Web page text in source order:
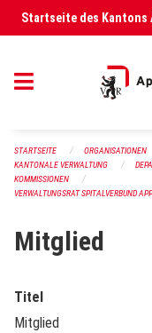
Navigation überspringen
Startseite des Kantons
STARTSEITE ORGANISATIONEN
KANTONALE VERWALTUNG
KOMMISSIONEN
VERWALTUNGSRAT SPITALVERBUND
Mitglied
Titel
Mitglied